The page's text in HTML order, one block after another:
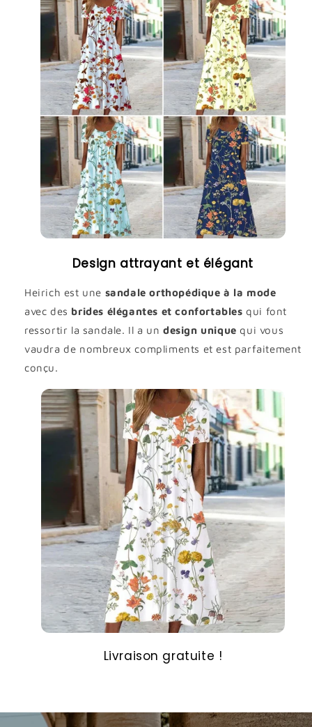
Design attrayant et élégant
Heirich est une sandale orthopédique à la mode
avec des brides élégantes et confortables qui font
ressortir la sandale. Il a undesign unique qui vous
vaudra de nombreux compliments et est parfaitement
conçu.
Livraison gratuite !